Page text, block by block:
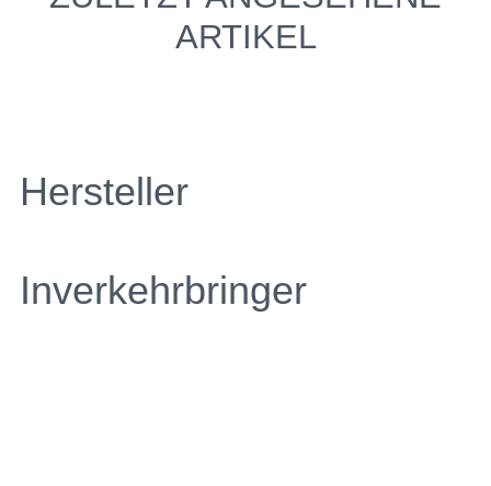
ARTIKEL
Hersteller
Inverkehrbringer